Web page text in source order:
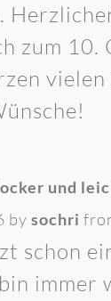
zum 10.
vielen
und
by sochri
schon
immer